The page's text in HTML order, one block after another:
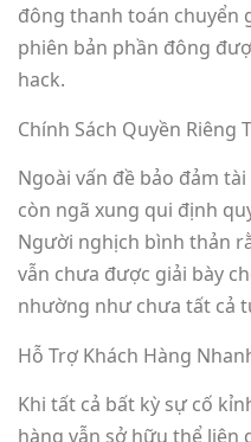
đông thanh toán chuyển
phiên bản phần đông
hack.
Chính Sách Quyền Riêng
Ngoài vấn đề bảo đảm
còn ngã xung qui định
Người nghịch bình thản
vẫn chưa được giải bày
nhường như chưa tất cả
Hỗ Trợ Khách Hàng
Khi tất cả bất kỳ sự cố
hàng vẫn sở hữu thể liên